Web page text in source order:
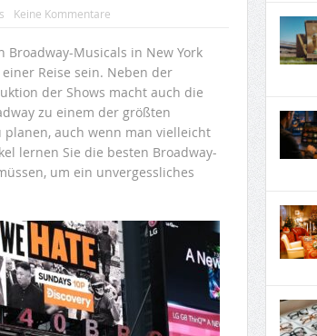
Keine Kommentare
Musicals in New York
Reise sein. Neben der
der Shows macht auch die
zu einem der größten
auch wenn man vielleicht
lernen Sie die besten Broadway-
um ein unvergessliches